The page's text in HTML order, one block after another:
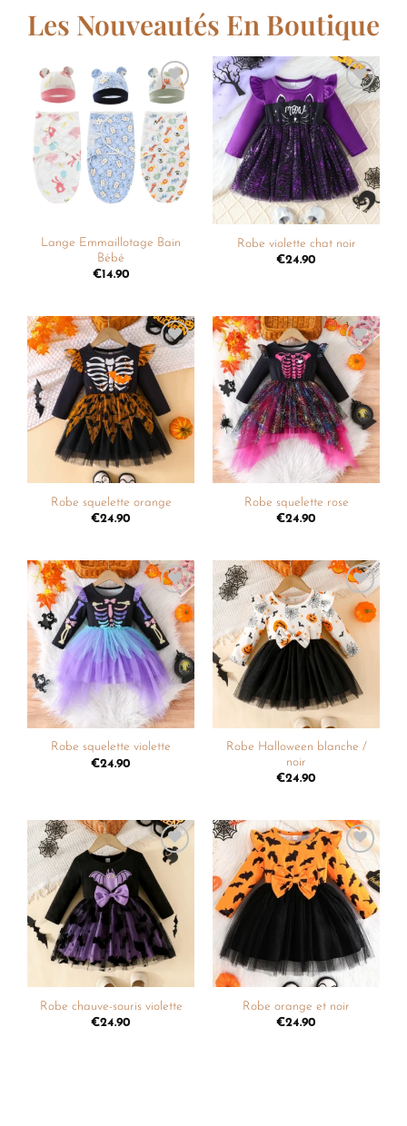
Les Nouveautés En Boutique
Ajouter
à la
liste de
souhaits
Lange Emmaillotage Bain
Bébé
€14.90
Ajouter
à la
liste de
souhaits
Robe violette chat noir
€24.90
Ajouter
à la
liste de
souhaits
Robe squelette orange
€24.90
Ajouter
à la
liste de
souhaits
Robe squelette rose
€24.90
Ajouter
à la
liste de
souhaits
Robe squelette violette
€24.90
Ajouter
à la
liste de
souhaits
Robe Halloween blanche /
noir
€24.90
Ajouter
liste de
souhaits
Robe chauve-souris violette
€24.90
Ajouter
à la
liste de
souhaits
Robe orange et noir
€24.90